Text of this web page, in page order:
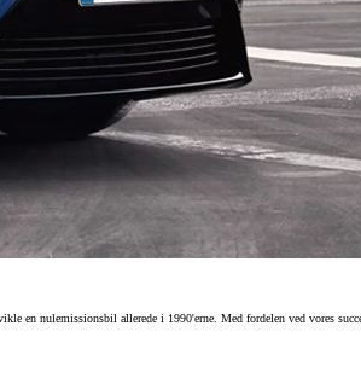
en nulemissionsbil allerede i 1990'erne. Med fordelen ved vores